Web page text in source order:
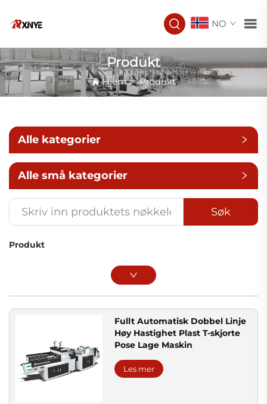
NO
Produkt
Hjem>Produkt
Alle kategorier
Alle små kategorier
Søk
Produkt
Fullt Automatisk Dobbel Linje
Høy Hastighet Plast T-skjorte
Pose Lage Maskin
Les mer